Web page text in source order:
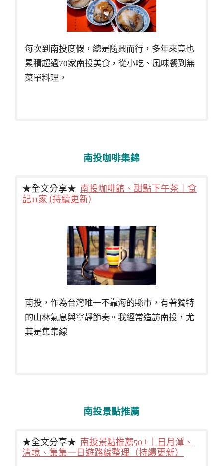
每次到南投度假，總是隨興而行，多年來竟也
累積超過70家南投美食，從小吃、風味餐到無
菜單料理，
南投咖啡集錦
★全文分享★ 南投咖啡館、甜點下午茶｜食
記11家 (持續更新)
南投，作為台灣唯一不靠海的縣市，有著獨特
的山林氣息與寧靜節奏。我經常造訪南投，尤
其是集集線
南投景點推薦
★全文分享★ 南投景點推薦50+｜日月潭、
清境、集集一日遊路線整理（持續更新）